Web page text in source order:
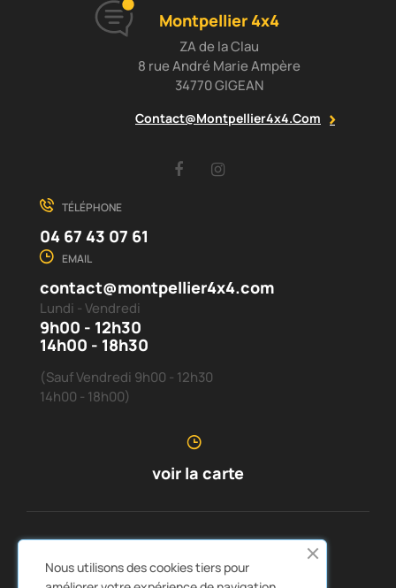
Montpellier 4x4
ZA de la Clau
8 rue André Marie Ampère
34770 GIGEAN
Contact@montpellier4x4.com
Facebook
TÉLÉPHONE
04 67 43 07 61
EMAIL
contact@montpellier4x4.com
Lundi - Vendredi
9h00 - 12h30
14h00 - 18h30
(Sauf Vendredi 9h00 - 12h30
14h00 - 18h00)
voir la carte

LIENS RAPIDES  CATALOGUES
Nous utilisons des cookies tiers pour